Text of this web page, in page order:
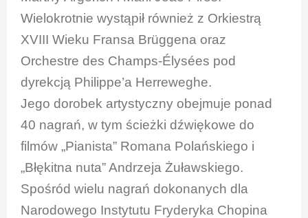
Wielokrotnie wystąpił również z Orkiestrą
XVIII Wieku Fransa Brüggena oraz
Orchestre des Champs-Élysées pod
dyrekcją Philippe’a Herreweghe.
Jego dorobek artystyczny obejmuje ponad
40 nagrań, w tym ścieżki dźwiękowe do
filmów „Pianista” Romana Polańskiego i
„Błękitna nuta” Andrzeja Żuławskiego.
Spośród wielu nagrań dokonanych dla
Narodowego Instytutu Fryderyka Chopina